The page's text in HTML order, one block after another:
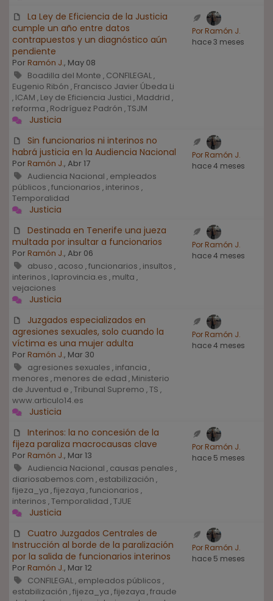
La Ley de Eficiencia de la Justicia
cumple un año entre datos
contrapuestos y un diagnóstico aún
pendiente
Por Ramón J., May 08
Boadilla del Monte , CONFILEGAL,
Eugenio Ribón , Francisco Javier Úbeda Li
, ICAM , Ley de Eficiencia Justici , Maddrid ,
reforma , Rodríguez Padrón ,TSJM
Justicia
Por Ramón J.
hace 3 meses
Sin funcionarios ni interinos no
habrá justicia en la Audiencia Nacional
Por Ramón J., Abr 17
Audiencia Nacional , empleados
públicos ,funcionarios , interinos ,
Temporalidad
Justicia
Por Ramón J.
hace 4 meses
Destinada en Tenerife una jueza
multada por insultar a funcionarios
Por Ramón J., Abr 06
abuso , acoso , funcionarios , insultos ,
interinos , laprovincia.es , multa ,
vejaciones
Justicia
Por Ramón J.
hace 4 meses
Juzgados especializados en
agresiones sexuales, solo cuando la
víctima es una mujer adulta
Por Ramón J., Mar 30
agresiones sexuales , infancia ,
menores , menores de edad , Ministerio
de Juventud e ,Tribunal Supremo ,TS ,
www.articulo14.es
Justicia
Por Ramón J.
hace 4 meses
Interinos: la no concesión de la
fijeza paraliza macrocausas clave
Por Ramón J., Mar 13
Audiencia Nacional , causas penales ,
diariosabemos.com , estabilización ,
fijeza_ya ,fijezaya ,funcionarios ,
interinos ,Temporalidad ,TJUE
Justicia
Por Ramón J.
hace 5 meses
Cuatro Juzgados Centrales de
Instrucción al borde de la paralización
por la salida de funcionarios interinos
Por Ramón J., Mar 12
CONFILEGAL, empleados públicos ,
estabilización ,fijeza_ya ,fijezaya ,fraude
Por Ramón J.
hace 5 meses